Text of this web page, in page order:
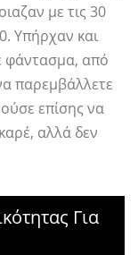
με τις 30
Υπήρχαν και
φάντασμα, από
παρεμβάλλετε
επίσης να
αλλά δεν
Για